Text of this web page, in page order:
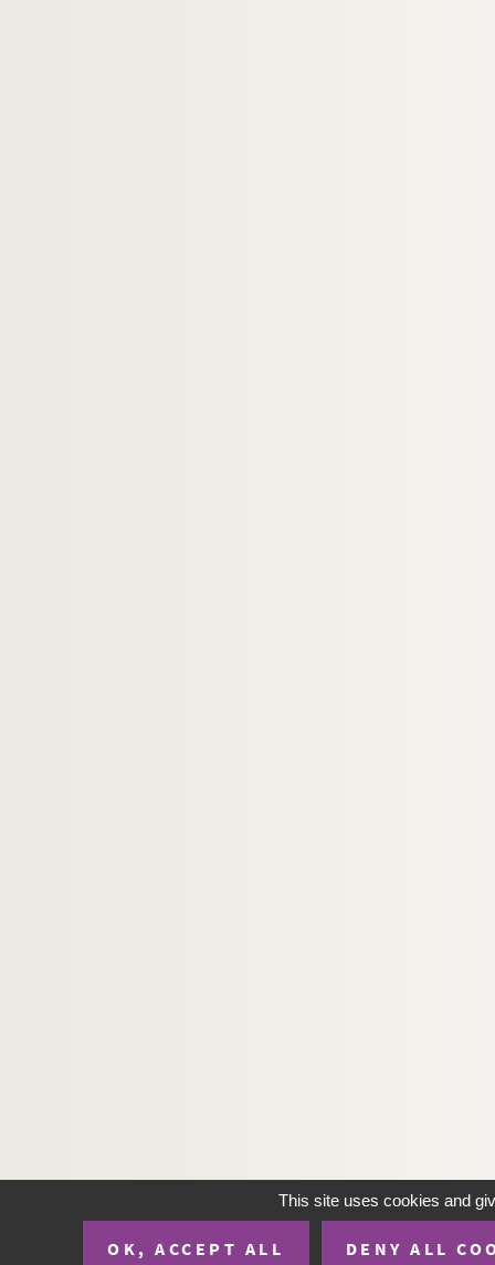
This site uses cookies and
OK, ACCEPT ALL DENY ALL